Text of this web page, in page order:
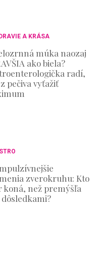
A KRÁSA
múka naozaj
ako biela?
radí,
pečiva vyťažiť
zverokruhu: Kto
koná, než premýšľa